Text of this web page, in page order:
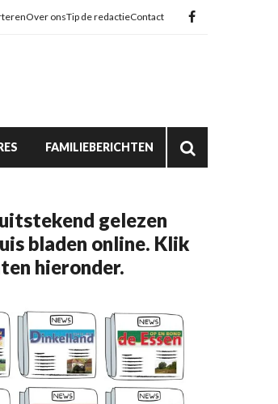
Over onsTip de redactieContact
FAMILIEBERICHTEN
gelezen
bladen online. Klik
hieronder.